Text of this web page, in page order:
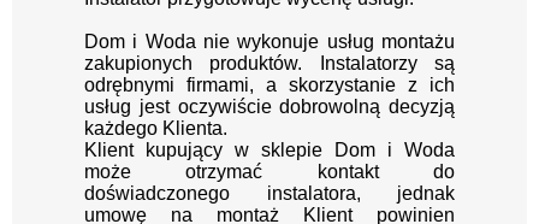
Dom i Woda nie wykonuje usług montażu
zakupionych produktów. Instalatorzy są
odrębnymi firmami, a skorzystanie z ich
usług jest oczywiście dobrowolną decyzją
każdego Klienta.
Klient kupujący w sklepie Dom i Woda
może otrzymać kontakt do
doświadczonego instalatora, jednak
umowę na montaż Klient powinien